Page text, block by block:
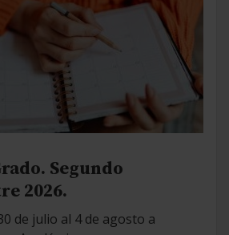
Segundo
2026.
de julio al 4 de agosto a